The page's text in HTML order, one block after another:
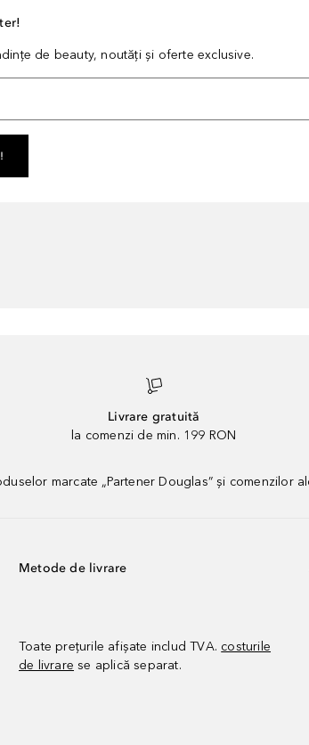
de beauty, noutăți și oferte exclusive.
Livrare gratuită
la comenzi de min. 199 RON
marcate „Partener Douglas” și comenzilor
Metode de livrare
Toate prețurile afișate includ TVA. costurile
de livrare se aplică separat.